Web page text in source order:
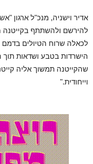
אדיר וישניה, מנכ"ל ארגון
להירשם ולהשתתף בקייטנה
לכאלה שרוח הטיולים בדמם
הישרדות בטבע ושדאות תוך
שהקייטנה תמשוך אליה
וייחודית."